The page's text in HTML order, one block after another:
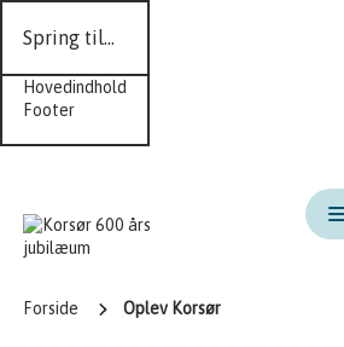
Spring til...
Hovedindhold
Footer
Forside Oplev Korsør